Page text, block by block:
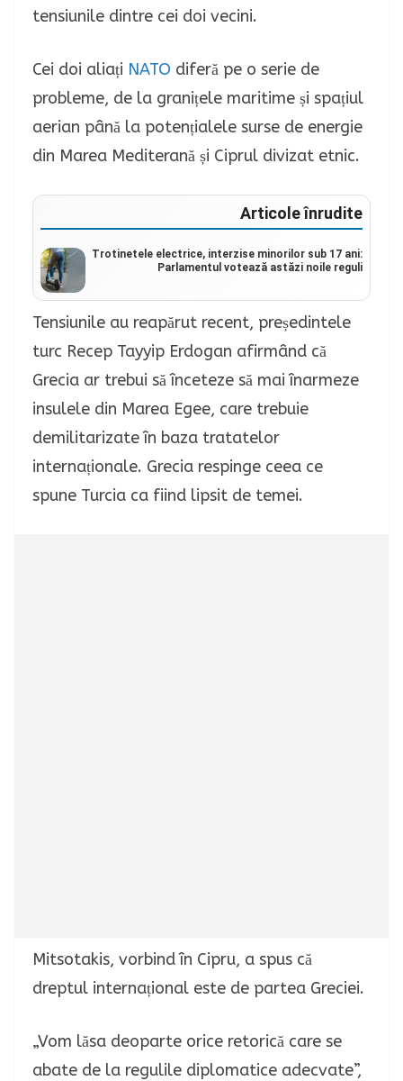
tensiunile dintre cei doi vecini.
Cei doi aliați NATO diferă pe o serie de
probleme, de la granițele maritime și spațiul
aerian până la potențialele surse de energie
din Marea Mediterană și Ciprul divizat etnic.
Articole înrudite
Trotinetele electrice, interzise minorilor sub 17 ani:
Parlamentul votează astăzi noile reguli
Tensiunile au reapărut recent, președintele
turc Recep Tayyip Erdogan afirmând că
Grecia ar trebui să înceteze să mai înarmeze
insulele din Marea Egee, care trebuie
demilitarizate în baza tratatelor
internaționale. Grecia respinge ceea ce
spune Turcia ca fiind lipsit de temei.
Mitsotakis, vorbind în Cipru, a spus că
dreptul internațional este de partea Greciei.
„Vom lăsa deoparte orice retorică care se
abate de la regulile diplomatice adecvate”,